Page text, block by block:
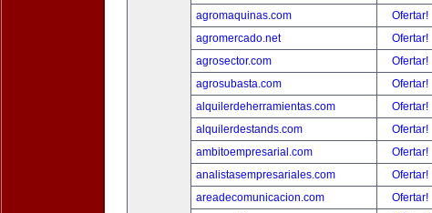
agromaquinas.com
Ofertar!
agromercado.net
Ofertar!
agrosector.com
Ofertar!
agrosubasta.com
Ofertar!
alquilerdeherramientas.com
Ofertar!
alquilerdestands.com
Ofertar!
ambitoempresarial.com
Ofertar!
analistasempresariales.com
Ofertar!
areadecomunicacion.com
Ofertar!